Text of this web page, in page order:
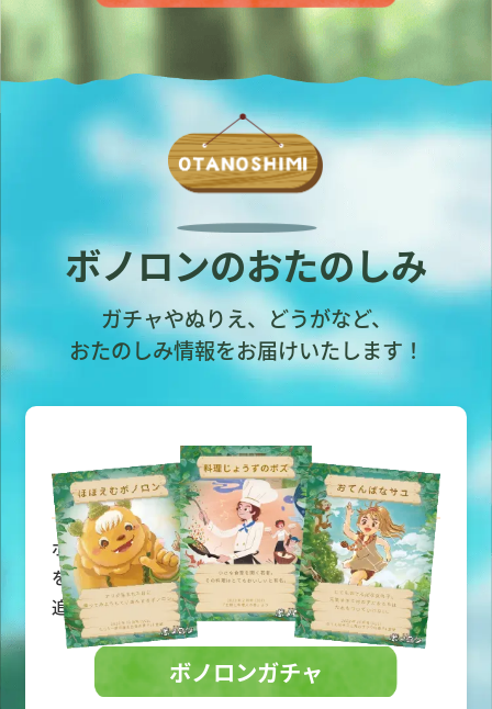
ボノロンのおたのしみ
ガチャやぬりえ、どうがなど、
おたのしみ情報をお届けいたします！
ボノロンガチャ
ボノロンとなかまたちがカードになったよ。ガチャ
をまわして、コレクションしよう！新しいカードも
追加されていくよ。
ボノロンガチャ